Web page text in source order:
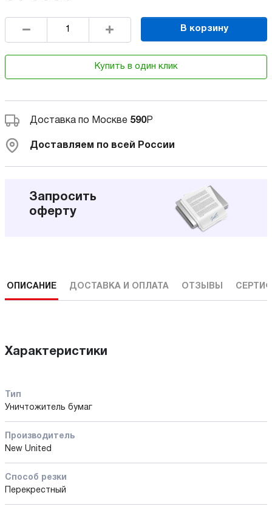
В корзину
Купить в один клик
Доставка по Москве 590Р
Доставляем по всей России
Запросить
оферту
ОПИСАНИЕ ДОСТАВКА И ОПЛАТА ОТЗЫВЫ
Характеристики
Тип
Уничтожитель бумаг
Производитель
New United
Способ резки
Перекрестный